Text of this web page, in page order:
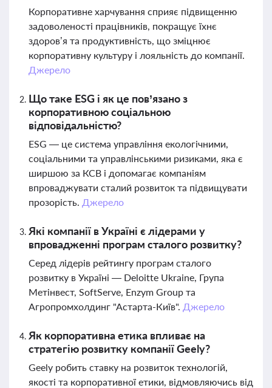
Корпоративне харчування сприяє підвищенню
задоволеності працівників, покращує їхнє
здоров’я та продуктивність, що зміцнює
корпоративну культуру і лояльність до компанії.
Джерело
Що таке ESG і як це пов’язано з
корпоративною соціальною
відповідальністю?
ESG — це система управління екологічними,
соціальними та управлінськими ризиками, яка є
ширшою за КСВ і допомагає компаніям
впроваджувати сталий розвиток та підвищувати
прозорість. Джерело
Які компанії в Україні є лідерами у
впровадженні програм сталого розвитку?
Серед лідерів рейтингу програм сталого
розвитку в Україні — Deloitte Ukraine, Група
Метінвест, SoftServe, Enzym Group та
Агропромхолдинг "Астарта-Київ". Джерело
Як корпоративна етика впливає на
стратегію розвитку компанії Geely?
Geely робить ставку на розвиток технологій,
якості та корпоративної етики, відмовляючись від